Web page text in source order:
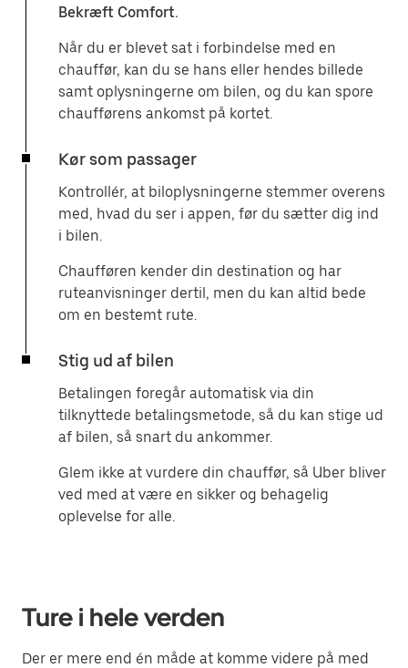
Bekræft Comfort.
Når du er blevet sat i forbindelse med en
chauffør, kan du se hans eller hendes billede
samt oplysningerne om bilen, og du kan spore
chaufførens ankomst på kortet.
Kør som passager
Kontrollér, at biloplysningerne stemmer overens
med, hvad du ser i appen, før du sætter dig ind
i bilen.
Chaufføren kender din destination og har
ruteanvisninger dertil, men du kan altid bede
om en bestemt rute.
Stig ud af bilen
Betalingen foregår automatisk via din
tilknyttede betalingsmetode, så du kan stige ud
af bilen, så snart du ankommer.
Glem ikke at vurdere din chauffør, så Uber bliver
ved med at være en sikker og behagelig
oplevelse for alle.
Ture i hele verden
Der er mere end én måde at komme videre på med